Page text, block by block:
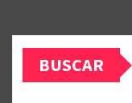
BUSCAR